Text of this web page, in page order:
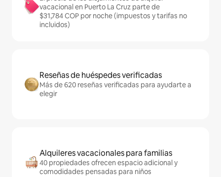
vacacional en Puerto La Cruz parte de
$31,784 COP por noche (impuestos y tarifas no
incluidos)
Reseñas de huéspedes verificadas
Más de 620 reseñas verificadas para ayudarte a
elegir
Alquileres vacacionales para familias
40 propiedades ofrecen espacio adicional y
comodidades pensadas para niños